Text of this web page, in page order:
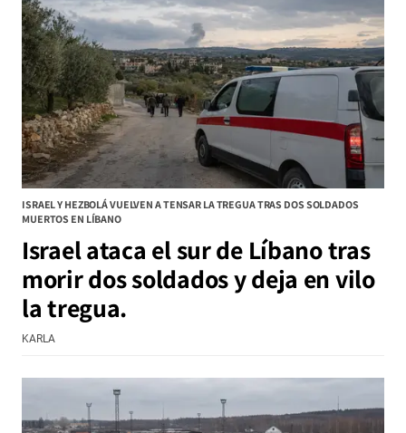
ISRAEL Y HEZBOLÁ VUELVEN A TENSAR LA TREGUA TRAS DOS SOLDADOS
MUERTOS EN LÍBANO
Israel ataca el sur de Líbano tras
morir dos soldados y deja en vilo
la tregua.
KARLA